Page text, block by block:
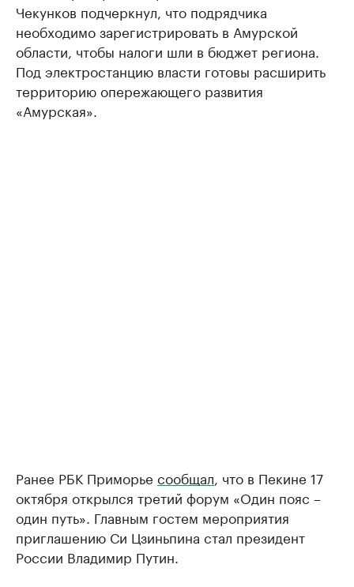
Чекунков подчеркнул, что подрядчика
необходимо зарегистрировать в Амурской
области, чтобы налоги шли в бюджет региона.
Под электростанцию власти готовы расширить
территорию опережающего развития
«Амурская».
Ранее РБК Приморье сообщал , что в Пекине 17
октября открылся третий форум «Один пояс –
один путь». Главным гостем мероприятия
приглашению Си Цзиньпина стал президент
России Владимир Путин.